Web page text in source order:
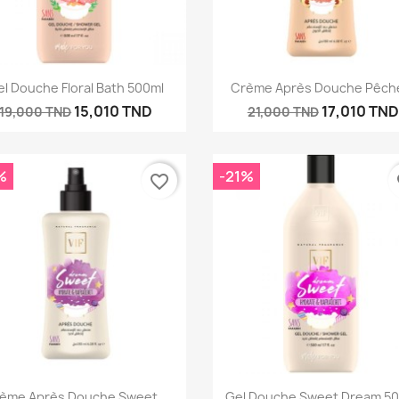
Aperçu rapide
Douche Floral Bath 500ml
19,000 TND15,010 TND
Aperçu rapide
Crème Après Douche
21,000 TND 17,010 TND
Aperçu rapide
favorite_border
Aperçu rapide
-21%